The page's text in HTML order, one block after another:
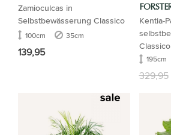
Zamioculcas in
Selbstbewässerung Classico
100cm 35cm
139,95
Kentia-
Classico
195cm
329,95